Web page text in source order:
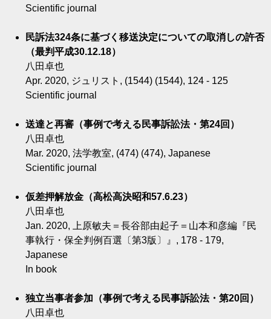
Scientific journal
民訴法324条に基づく移送決定についての取消しの許否
（最判平成30.12.18）
八田卓也
Apr. 2020, ジュリスト, (1544) (1544), 124 - 125
Scientific journal
送達と再審（事例で考える民事訴訟法・第24回）
八田卓也
Mar. 2020, 法学教室, (474) (474), Japanese
Scientific journal
仮差押解放金（高松高決昭和57.6.23）
八田卓也
Jan. 2020, 上原敏夫＝長谷部由起子＝山本和彦編『民
事執行・保全判例百選〔第3版〕』, 178 - 179,
Japanese
In book
独立当事者参加（事例で考える民事訴訟法・第20回）
八田卓也